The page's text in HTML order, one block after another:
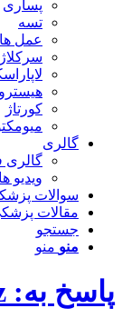
پساری
تسه
عمل
سرکلاژ
کورتاژ
گالری
گالری
ویدیو
سوالات
مقالات
جستجو
منو منو
پاسخ به: 888starz